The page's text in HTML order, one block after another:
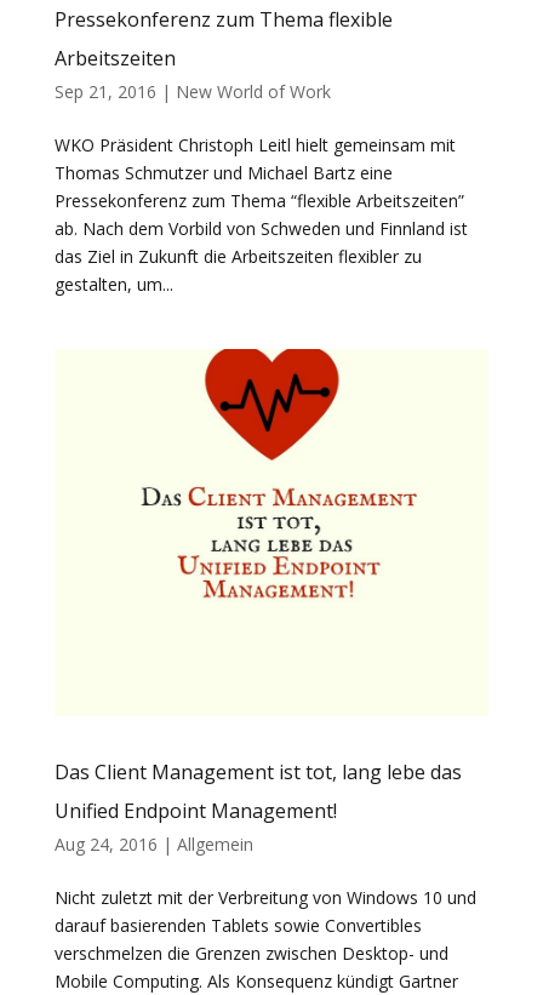
Pressekonferenz zum Thema flexible
Arbeitszeiten
Sep 21, 2016 | New World of Work
WKO Präsident Christoph Leitl hielt gemeinsam mit
Thomas Schmutzer und Michael Bartz eine
Pressekonferenz zum Thema “flexible Arbeitszeiten”
ab. Nach dem Vorbild von Schweden und Finnland ist
das Ziel in Zukunft die Arbeitszeiten flexibler zu
gestalten, um...
Das Client Management ist tot, lang lebe das
Unified Endpoint Management!
Aug 24, 2016 | Allgemein
Nicht zuletzt mit der Verbreitung von Windows 10 und
darauf basierenden Tablets sowie Convertibles
verschmelzen die Grenzen zwischen Desktop- und
Mobile Computing. Als Konsequenz kündigt Gartner